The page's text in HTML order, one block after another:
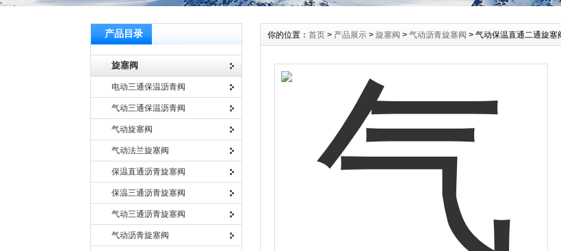
产品目录
旋塞阀
电动三通保温沥青阀
气动三通保温沥青阀
气动旋塞阀
气动法兰旋塞阀
保温直通沥青旋塞阀
保温三通沥青旋塞阀
气动三通沥青旋塞阀
气动沥青旋塞阀
你的位置： 首页 > 产品展示 > 旋塞阀 > 气动沥青旋塞阀 > 气动保温直通二通旋塞